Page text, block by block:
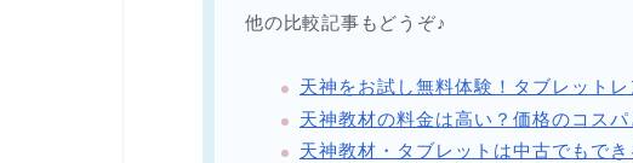
他の比較記事もどうぞ♪
天神をお試し無料体験！タブレット
天神教材の料金は高い？価格のコス
天神教材・タブレットは中古でもでき